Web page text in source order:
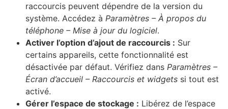
raccourcis peuvent dépendre de la version du
système. Accédez à Paramètres – À propos du
téléphone – Mise à jour du logiciel.
Activer l’option d’ajout de raccourcis : Sur
certains appareils, cette fonctionnalité est
désactivée par défaut. Vérifiez dans Paramètres –
Écran d’accueil – Raccourcis et widgets si tout est
activé.
Gérer l’espace de stockage : Libérez de l’espace